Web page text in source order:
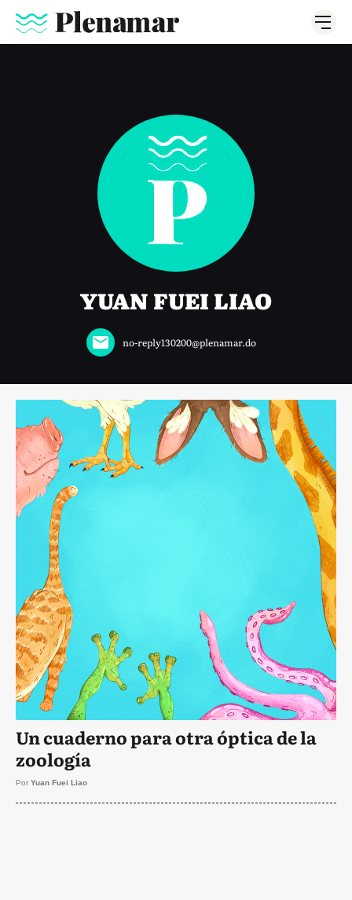
YUAN FUEI LIAO
no-reply130200@plenamar.do
Un cuaderno para otra óptica de la
zoología
Por Yuan Fuei Liao